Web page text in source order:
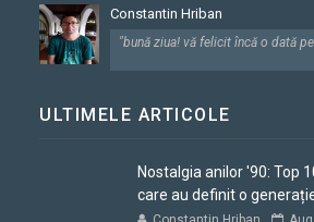
Constantin Hriban
"bună ziua! vă felicit încă o dată
ULTIMELE ARTICOLE
Nostalgia anilor '90: Top
care au definit o